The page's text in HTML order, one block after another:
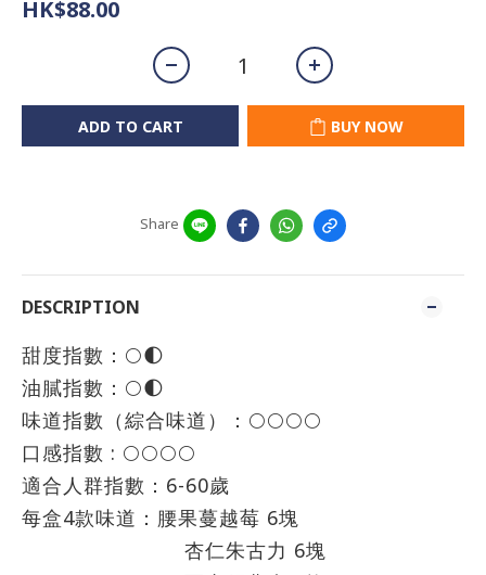
HK$88.00
ADD TO CART BUY NOW
Share
DESCRIPTION
甜度指數：🌕🌓
油膩指數：🌕🌓
味道指數（綜合味道）：🌕🌕🌕🌕
口感指數 : 🌕🌕🌕🌕
適合人群指數：6-60歲
每盒4款味道：腰果蔓越莓 6塊
杏仁朱古力 6塊